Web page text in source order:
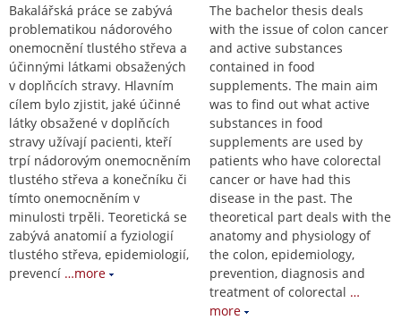
Bakalářská práce se zabývá
problematikou nádorového
onemocnění tlustého střeva a
účinnými látkami obsažených
v doplňcích stravy. Hlavním
cílem bylo zjistit, jaké účinné
látky obsažené v doplňcích
stravy užívají pacienti, kteří
trpí nádorovým onemocněním
tlustého střeva a konečníku či
tímto onemocněním v
minulosti trpěli. Teoretická se
zabývá anatomií a fyziologií
tlustého střeva, epidemiologií,
prevencí …more
The bachelor thesis deals
with the issue of colon cancer
and active substances
contained in food
supplements. The main aim
was to find out what active
substances in food
supplements are used by
patients who have colorectal
cancer or have had this
disease in the past. The
theoretical part deals with the
anatomy and physiology of
the colon, epidemiology,
prevention, diagnosis and
treatment of colorectal …
more